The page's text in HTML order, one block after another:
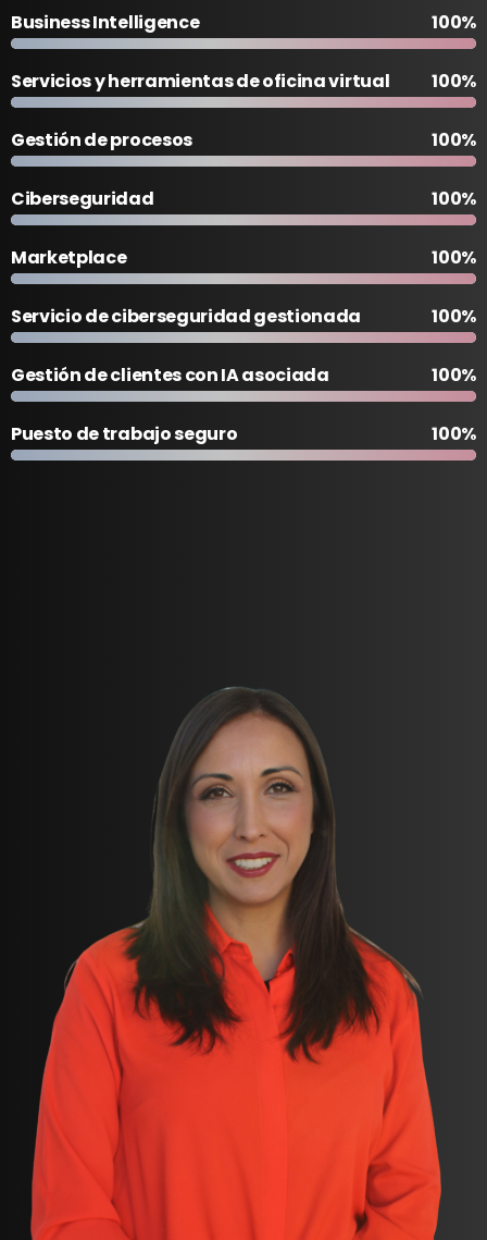
Business Intelligence 100%
Servicios y herramientas de oficina virtual 100%
Gestión de procesos 100%
Ciberseguridad 100%
Marketplace 100%
Servicio de ciberseguridad gestionada 100%
Gestión de clientes con IA asociada 100%
Puesto de trabajo seguro 100%